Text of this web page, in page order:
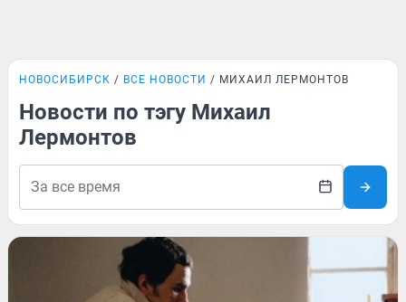
НОВОСИБИРСК ВСЕ НОВОСТИ МИХАИЛ ЛЕРМОНТОВ
Новости по тэгу Михаил
Лермонтов